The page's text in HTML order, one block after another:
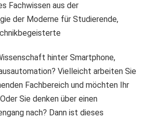
Fachwissen aus der
der Moderne für Studierende,
hinter Smartphone,
Vielleicht arbeiten Sie
Fachbereich und möchten Ihr
Sie denken über einen
nach? Dann ist dieses